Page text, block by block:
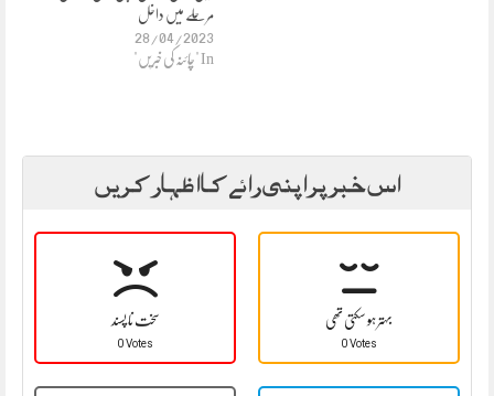
مرحلے میں داخل
28/04/2023
In "چائنہ کی خبریں"
اس خبر پر اپنی رائے کا اظہار کریں
سخت نا پسند
0 Votes
بہتر ہو سکتی تھی
0 Votes